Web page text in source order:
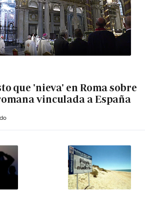
que 'nieva' en Roma sobre
vinculada a España